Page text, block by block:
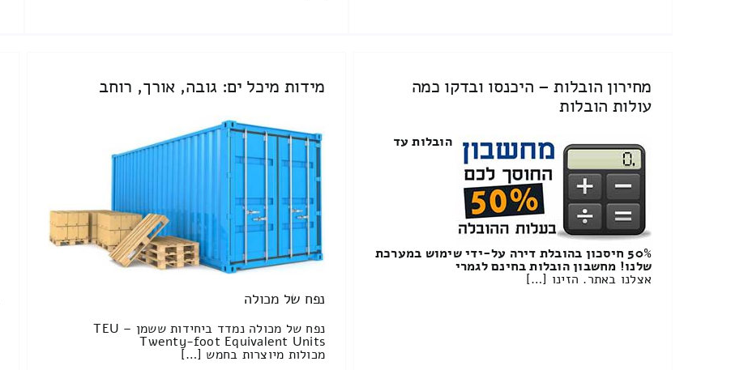
מחירון הובלות – היכנסו ובדקו כמה
עולות הובלות
הובלות עד
50% חיסכון בהובלת דירה על-ידי שימוש במערכת
שלנו! מחשבון הובלות בחינם לגמרי
אצלנו באתר. הזינו […]
מידות מיכל ים: גובה, אורך, רוחב
נפח של מכולה
נפח של מכולה נמדד ביחידות ששמן TEU –
Twenty-foot Equivalent Units
מכולות מיוצרות בחמש […]